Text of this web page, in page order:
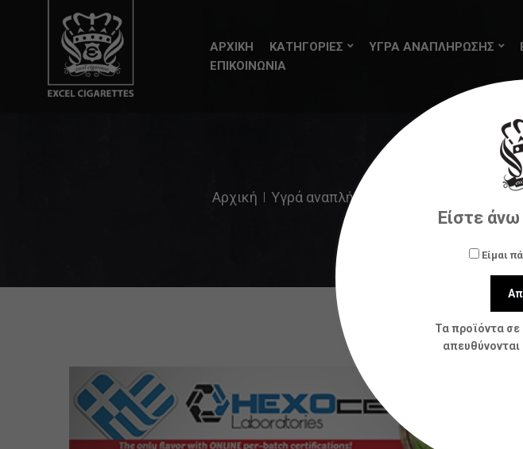
ΑΡΧΙΚΗ ΚΑΤΗΓΟΡΙΕΣ ΥΓΡΑ ΑΝΑΠΛΗΡΩΣΗΣ
ΕΠΙΚΟΙΝΩΝΙΑ
Αρχική Υγρά αναπλήρωσης (flavorshots)
Είστε
Είμαι
Τα προϊόντα σε
απευθύνονται